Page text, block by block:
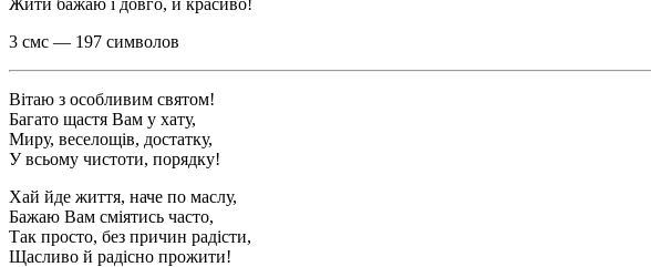
3 смс — 197 символов
Вітаю з особливим святом!
Багато щастя Вам у хату,
Миру, веселощів, достатку,
У всьому чистоти, порядку!
Хай йде життя, наче по маслу,
Бажаю Вам сміятись часто,
Так просто, без причин радісти,
Щасливо й радісно прожити!